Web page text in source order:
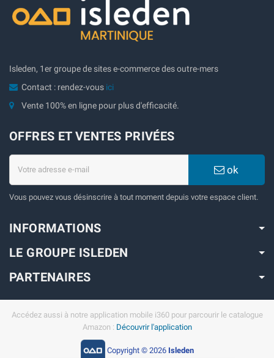
Isleden, 1er groupe de sites e-commerce des outre-mers
Contact : rendez-vous ici
Vente 100% en ligne pour plus d'efficacité.
OFFRES ET VENTES PRIVÉES
ok
Vous pouvez vous désinscrire à tout moment depuis votre espace client.
INFORMATIONS
LE GROUPE ISLEDEN
PARTENAIRES
Accédez aussi à notre application mobile i360 pour parcourir le catalogue
Amazon : Découvrir l'application
Copyright © 2026 Isleden